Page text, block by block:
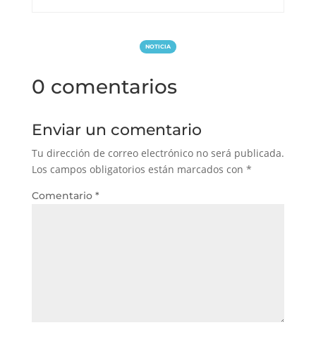
NOTICIA
0 comentarios
Enviar un comentario
Tu dirección de correo electrónico no será publicada.
Los campos obligatorios están marcados con *
Comentario *